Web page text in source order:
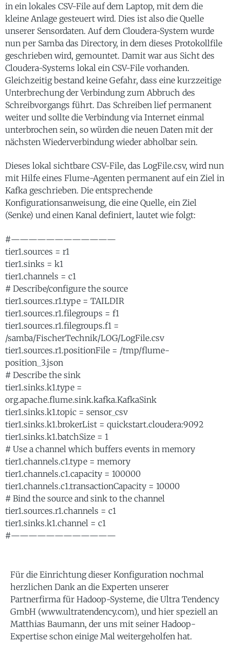
in ein lokales CSV-File auf dem Laptop, mit dem die
kleine Anlage gesteuert wird. Dies ist also die Quelle
unserer Sensordaten. Auf dem Cloudera-System wurde
nun per Samba das Directory, in dem dieses Protokollfile
geschrieben wird, gemountet. Damit war aus Sicht des
Cloudera-Systems lokal ein CSV-File vorhanden.
Gleichzeitig bestand keine Gefahr, dass eine kurzzeitige
Unterbrechung der Verbindung zum Abbruch des
Schreibvorgangs führt. Das Schreiben lief permanent
weiter und sollte die Verbindung via Internet einmal
unterbrochen sein, so würden die neuen Daten mit der
nächsten Wiederverbindung wieder abholbar sein.
Dieses lokal sichtbare CSV-File, das LogFile.csv, wird nun
mit Hilfe eines Flume-Agenten permanent auf ein Ziel in
Kafka geschrieben. Die entsprechende
Konfigurationsanweisung, die eine Quelle, ein Ziel
(Senke) und einen Kanal definiert, lautet wie folgt:
#————————————
tier1.sources = r1
tier1.sinks = k1
tier1.channels = c1
# Describe/configure the source
tier1.sources.r1.type = TAILDIR
tier1.sources.r1.filegroups = f1
tier1.sources.r1.filegroups.f1 =
/samba/FischerTechnik/LOG/LogFile.csv
tier1.sources.r1.positionFile = /tmp/flume-
position_3.json
# Describe the sink
tier1.sinks.k1.type =
org.apache.flume.sink.kafka.KafkaSink
tier1.sinks.k1.topic = sensor_csv
tier1.sinks.k1.brokerList = quickstart.cloudera:9092
tier1.sinks.k1.batchSize = 1
# Use a channel which buffers events in memory
tier1.channels.c1.type = memory
tier1.channels.c1.capacity = 100000
tier1.channels.c1.transactionCapacity = 10000
# Bind the source and sink to the channel
tier1.sources.r1.channels = c1
tier1.sinks.k1.channel = c1
#————————————
Für die Einrichtung dieser Konfiguration nochmal
herzlichen Dank an die Experten unserer
Partnerfirma für Hadoop-Systeme, die Ultra Tendency
GmbH (www.ultratendency.com), und hier speziell an
Matthias Baumann, der uns mit seiner Hadoop-
Expertise schon einige Mal weitergeholfen hat.